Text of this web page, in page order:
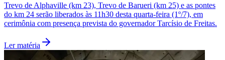
Trevo de Alphaville (km 23), Trevo de Barueri (km 25) e as pontes
do km 24 serão liberados às 11h30 desta quarta-feira (1º/7), em
cerimônia com presença prevista do governador Tarcísio de Freitas.
Ler matéria